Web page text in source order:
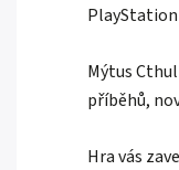
PlayStation
Mýtus
příběhů,
Hra vás